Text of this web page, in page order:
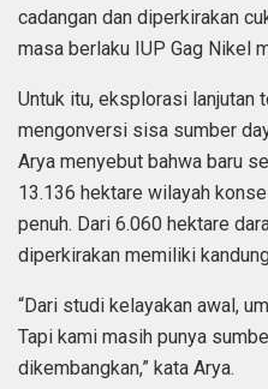
cadangan dan diperkirakan
masa berlaku IUP Gag Nikel
Untuk itu, eksplorasi lanjutan
mengonversi sisa sumber
Arya menyebut bahwa baru
13.136 hektare wilayah
penuh. Dari 6.060 hektare
diperkirakan memiliki
“Dari studi kelayakan awal,
Tapi kami masih punya
dikembangkan,” kata Arya.